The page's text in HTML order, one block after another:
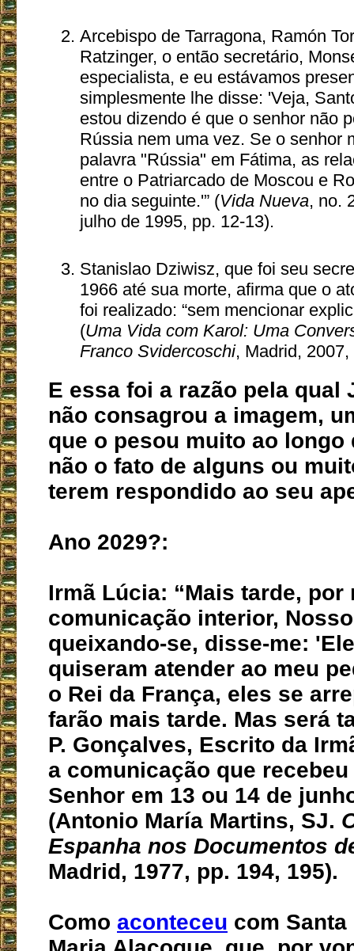
Arcebispo de Tarragona, Ramón
Ratzinger, o então secretário,
especialista, e eu estávamos
simplesmente lhe disse: 'Veja,
estou dizendo é que o senhor não
Rússia nem uma vez. Se o senhor
palavra "Rússia" em Fátima, as
entre o Patriarcado de Moscou e
no dia seguinte.'” (Vida Nueva, no.
julho de 1995, pp. 12-13).
Stanislao Dziwisz, que foi seu
1966 até sua morte, afirma que o
foi realizado: “sem mencionar
(Uma Vida com Karol: Uma
Franco Svidercoschi, Madrid, 2007,
E essa foi a razão pela qual
não consagrou a imagem,
que o pesou muito ao longo
não o fato de alguns ou
terem respondido ao seu
Ano 2029?:
Irmã Lúcia: “Mais tarde, por
comunicação interior,
queixando-se, disse-me:
quiseram atender ao meu
o Rei da França, eles se
farão mais tarde. Mas será
P. Gonçalves, Escrito da
a comunicação que
Senhor em 13 ou 14 de
(Antonio María Martins, SJ.
Espanha nos Documentos
Madrid, 1977, pp. 194, 195).
Como aconteceu com